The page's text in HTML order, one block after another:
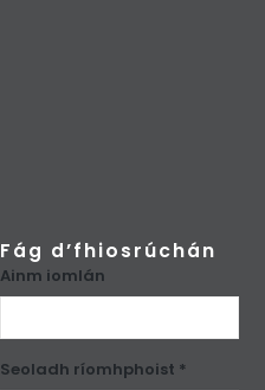
Fág d’fhiosrúchán
Ainm iomlán
Seoladh ríomhphoist *